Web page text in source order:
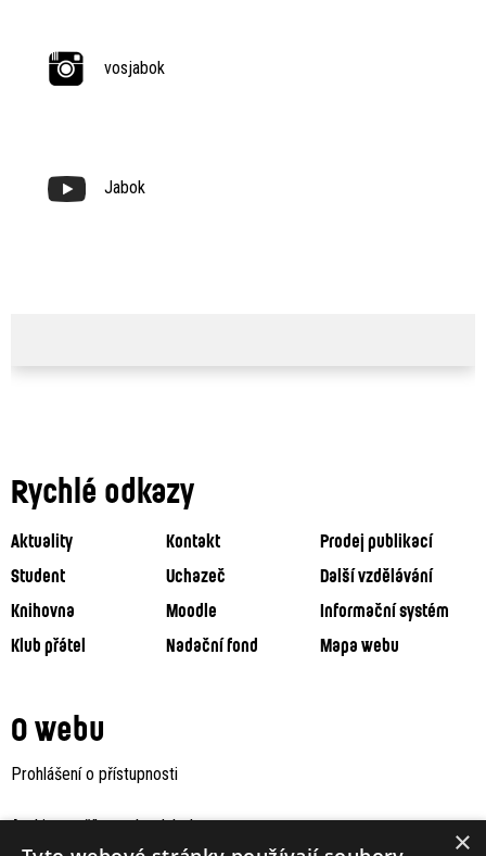
vosjabok
Jabok
Rychlé odkazy
Aktuality Kontakt
Prodej publikací
Student
Uchazeč
Další vzdělávání
Knihovna
Moodle
Informační systém
Klub přátel
Nadační fond Mapa webu
O webu
Prohlášení o přístupnosti
Archiv staršího webu Jaboku ×